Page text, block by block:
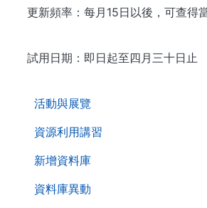
活動與展覽
資源利用講習
新增資料庫
資料庫異動
更新頻率：每月15日以後，可查得
試用日期：即日起至四月三十日止